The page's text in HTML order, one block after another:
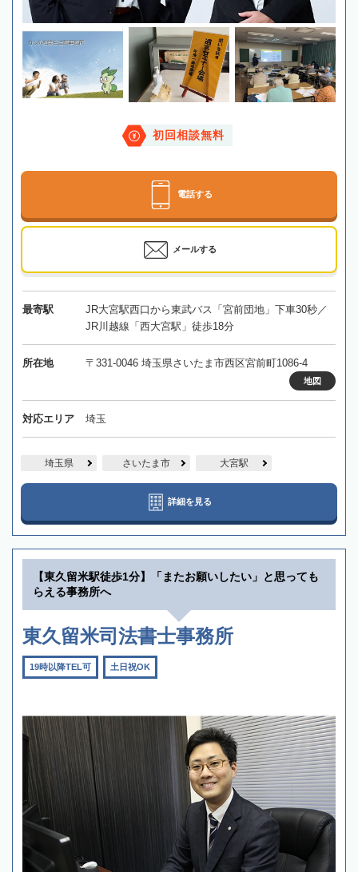
初回相談無料
電話する
メールする
最寄駅
JR大宮駅西口から東武バス「宮前団地」下車30秒／
JR川越線「西大宮駅」徒歩18分
所在地 〒331-0046 埼玉県さいたま市西区宮前町1086-4
地図
対応エリア 埼玉
埼玉県 さいたま市 大宮駅
詳細を見る
【東久留米駅徒歩1分】「またお願いしたい」と思っても
らえる事務所へ
東久留米司法書士事務所
19時以降TEL可 土日祝OK